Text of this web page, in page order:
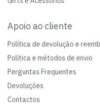
Apoio ao cliente
Política de devolução e
Política e métodos de envio
Perguntas Frequentes
Devoluções
Contactos